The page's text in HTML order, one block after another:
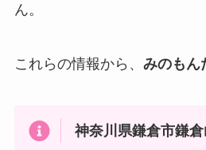
ん。
これらの情報から、 みのもん
神奈川県鎌倉市鎌倉